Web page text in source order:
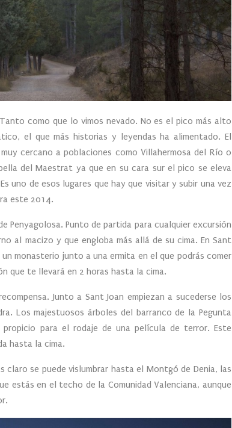
como que lo vimos nevado. No es el pico más alto
el que más historias y leyendas ha alimentado. El
cercano a poblaciones como Villahermosa del Río o
del Maestrat ya que en su cara sur el pico se eleva
uno de esos lugares que hay que visitar y subir una vez
este 2014.
Penyagolosa. Punto de partida para cualquier excursión
al macizo y que engloba más allá de su cima. En Sant
monasterio junto a una ermita en el que podrás comer
que te llevará en 2 horas hasta la cima.
Junto a Sant Joan empiezan a sucederse los
Los majestuosos árboles del barranco de la Pegunta
para el rodaje de una película de terror. Este
hasta la cima.
se puede vislumbrar hasta el Montgó de Denia, las
estás en el techo de la Comunidad Valenciana, aunque